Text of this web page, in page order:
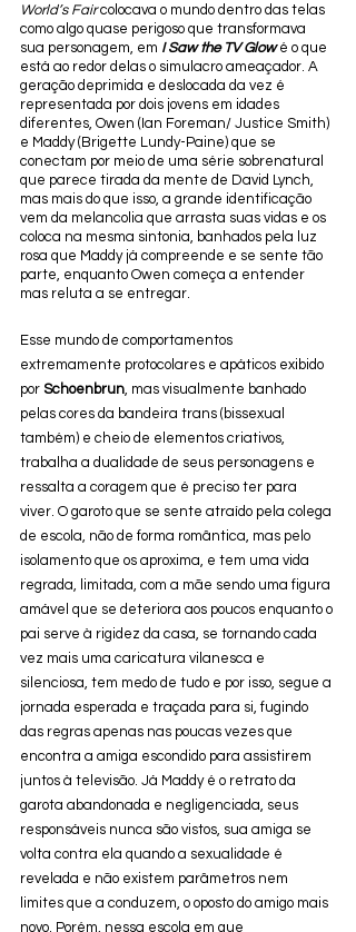
World’s Fair colocava o mundo dentro das telas
como algo quase perigoso que transformava
sua personagem, em I Saw the TV Glow é o que
está ao redor delas o simulacro ameaçador. A
geração deprimida e deslocada da vez é
representada por dois jovens em idades
diferentes, Owen (Ian Foreman/ Justice Smith)
e Maddy (Brigette Lundy-Paine) que se
conectam por meio de uma série sobrenatural
que parece tirada da mente de David Lynch,
mas mais do que isso, a grande identificação
vem da melancolia que arrasta suas vidas e os
coloca na mesma sintonia, banhados pela luz
rosa que Maddy já compreende e se sente tão
parte, enquanto Owen começa a entender
mas reluta a se entregar.
Esse mundo de comportamentos
extremamente protocolares e apáticos exibido
por Schoenbrun , mas visualmente banhado
pelas cores da bandeira trans (bissexual
também) e cheio de elementos criativos,
trabalha a dualidade de seus personagens e
ressalta a coragem que é preciso ter para
viver. O garoto que se sente atraído pela colega
de escola, não de forma romântica, mas pelo
isolamento que os aproxima, e tem uma vida
regrada, limitada, com a mãe sendo uma figura
amável que se deteriora aos poucos enquanto o
pai serve à rigidez da casa, se tornando cada
vez mais uma caricatura vilanesca e
silenciosa, tem medo de tudo e por isso, segue a
jornada esperada e traçada para si, fugindo
das regras apenas nas poucas vezes que
encontra a amiga escondido para assistirem
juntos à televisão. Já Maddy é o retrato da
garota abandonada e negligenciada, seus
responsáveis nunca são vistos, sua amiga se
volta contra ela quando a sexualidade é
revelada e não existem parâmetros nem
limites que a conduzem, o oposto do amigo mais
novo. Porém, nessa escola em que